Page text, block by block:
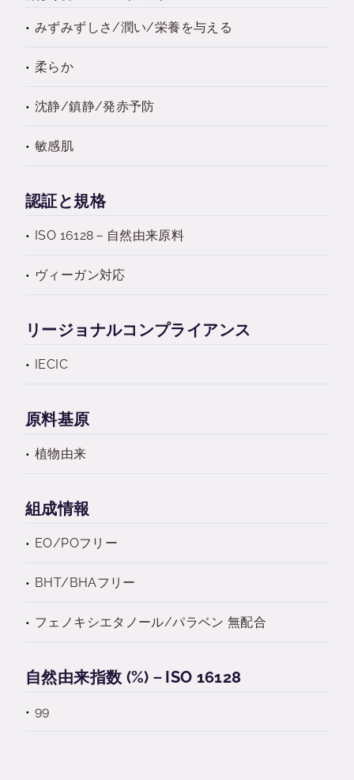
みずみずしさ/潤い/栄養を与える
柔らか
沈静/鎮静/発赤予防
敏感肌
認証と規格
ISO 16128－自然由来原料
ヴィーガン対応
リージョナルコンプライアンス
IECIC
原料基原
植物由来
組成情報
EO/POフリー
BHT/BHAフリー
フェノキシエタノール/パラベン 無配合
自然由来指数 (%)－ISO 16128
99